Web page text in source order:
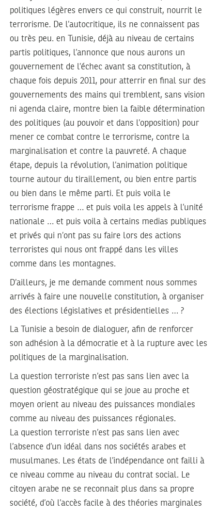
politiques légères envers ce qui construit, nourrit le
terrorisme. De l’autocritique, ils ne connaissent pas
ou très peu. en Tunisie, déjà au niveau de certains
partis politiques, l’annonce que nous aurons un
gouvernement de l’échec avant sa constitution, à
chaque fois depuis 2011, pour atterrir en final sur des
gouvernements des mains qui tremblent, sans vision
ni agenda claire, montre bien la faible détermination
des politiques (au pouvoir et dans l’opposition) pour
mener ce combat contre le terrorisme, contre la
marginalisation et contre la pauvreté. A chaque
étape, depuis la révolution, l’animation politique
tourne autour du tiraillement, ou bien entre partis
ou bien dans le même parti. Et puis voila le
terrorisme frappe … et puis voila les appels à l’unité
nationale … et puis voila à certains medias publiques
et privés qui n’ont pas su faire lors des actions
terroristes qui nous ont frappé dans les villes
comme dans les montagnes.
D’ailleurs, je me demande comment nous sommes
arrivés à faire une nouvelle constitution, à organiser
des élections législatives et présidentielles … ?
La Tunisie a besoin de dialoguer, afin de renforcer
son adhésion à la démocratie et à la rupture avec les
politiques de la marginalisation.
La question terroriste n’est pas sans lien avec la
question géostratégique qui se joue au proche et
moyen orient au niveau des puissances mondiales
comme au niveau des puissances régionales.
La question terroriste n’est pas sans lien avec
l’absence d’un idéal dans nos sociétés arabes et
musulmanes. Les états de l’indépendance ont failli à
ce niveau comme au niveau du contrat social. Le
citoyen arabe ne se reconnait plus dans sa propre
société, d’où l’accès facile à des théories marginales